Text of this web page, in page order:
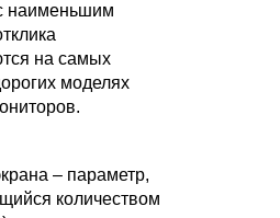
наименьшим
на самых
моделях
– параметр,
количеством